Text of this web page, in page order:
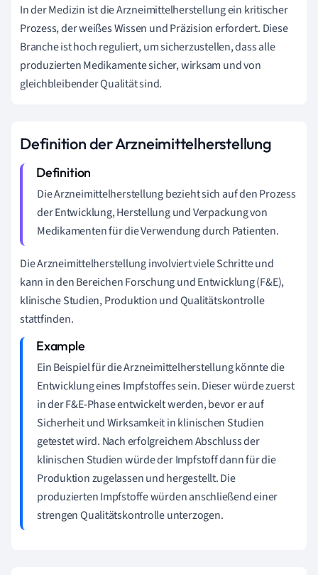
In der Medizin ist die Arzneimittelherstellung ein kritischer
Prozess, der weißes Wissen und Präzision erfordert. Diese
Branche ist hoch reguliert, um sicherzustellen, dass alle
produzierten Medikamente sicher, wirksam und von
gleichbleibender Qualität sind.
Definition der Arzneimittelherstellung
Die Arzneimittelherstellung bezieht sich auf den Prozess
der Entwicklung, Herstellung und Verpackung von
Medikamenten für die Verwendung durch Patienten.
Die Arzneimittelherstellung involviert viele Schritte und
kann in den Bereichen Forschung und Entwicklung (F&E),
klinische Studien, Produktion und Qualitätskontrolle
stattfinden.
Ein Beispiel für die Arzneimittelherstellung könnte die
Entwicklung eines Impfstoffes sein. Dieser würde zuerst
in der F&E-Phase entwickelt werden, bevor er auf
Sicherheit und Wirksamkeit in klinischen Studien
getestet wird. Nach erfolgreichem Abschluss der
klinischen Studien würde der Impfstoff dann für die
Produktion zugelassen und hergestellt. Die
produzierten Impfstoffe würden anschließend einer
strengen Qualitätskontrolle unterzogen.